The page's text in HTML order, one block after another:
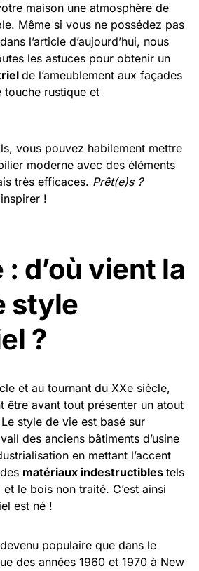
maison une atmosphère de
Même si vous ne possédez pas
l’article d’aujourd’hui, nous
les astuces pour obtenir un
de l’ameublement aux façades
rustique et
vous pouvez habilement mettre
moderne avec des éléments
très efficaces. Prêt(e)s ?
!
d’où vient la
style
?
et au tournant du XXe siècle,
être avant tout présenter un atout
style de vie est basé sur
des anciens bâtiments d’usine
en mettant l’accent
matériaux indestructibles tels
et le bois non traité. C’est ainsi
est né !
populaire que dans le
des années 1960 et 1970 à New